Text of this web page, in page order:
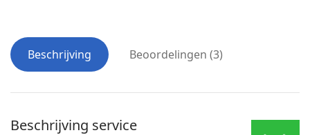
a
t
i
Beschrijving Beoordelingen (3)
Beschrijving service